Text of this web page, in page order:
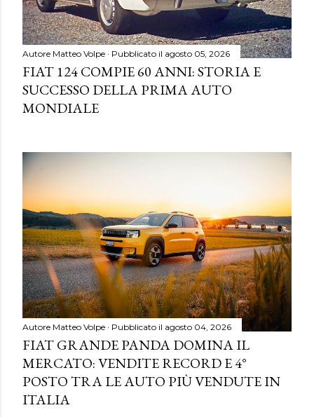
Autore Matteo Volpe Pubblicato il agosto 05, 2026
FIAT 124 COMPIE 60 ANNI: STORIA E
SUCCESSO DELLA PRIMA AUTO
MONDIALE
Autore Matteo Volpe Pubblicato il agosto 04, 2026
FIAT GRANDE PANDA DOMINA IL
MERCATO: VENDITE RECORD E 4°
POSTO TRA LE AUTO PIÙ VENDUTE IN
ITALIA